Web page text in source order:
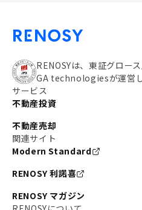
RENOSYは、東証グロー
GA technologiesが運営し
サービス
不動産投資
不動産売却
関連サイト
Modern Standard
RENOSY 利諾喜
RENOSY マガジン